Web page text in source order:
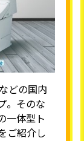
どの国内
。そのな
一体型ト
ご紹介し